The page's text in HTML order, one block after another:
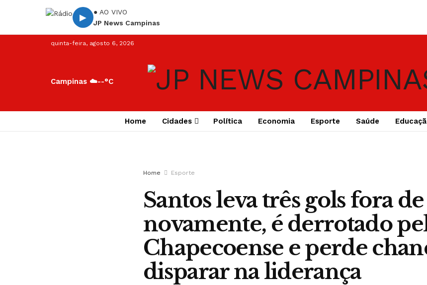
▶
● AO VIVO
JP News Campinas
quinta-feira, agosto 6, 2026
Campinas ☁️--°C
Home Cidades Política Economia Esporte Saúde
Home Esporte
Santos leva três gols fora de
novamente, é derrotado
Chapecoense e perde
disparar na liderança